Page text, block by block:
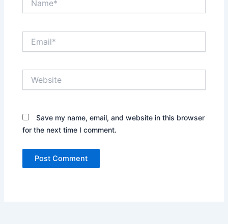
Save my name, email, and website in this browser
for the next time I comment.